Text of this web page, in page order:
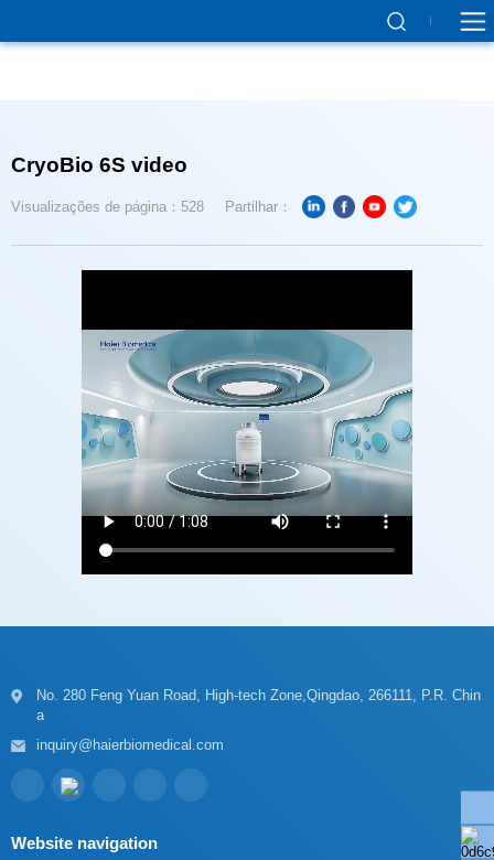
CryoBio 6S video
Visualizações de página：528 Partilhar：
a
inquiry@haierbiomedical.com
Website navigation